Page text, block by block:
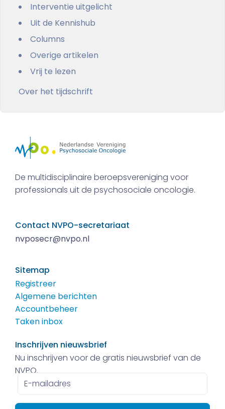
Interventie uitgelicht
Uit de Kennishub
Columns
Overige artikelen
Vrij te lezen
Over het tijdschrift
De multidisciplinaire beroepsvereniging voor
professionals uit de psychosociale oncologie.
Contact NVPO-secretariaat
nvposecr@nvpo.nl
Sitemap
Registreer
Algemene berichten
Accountbeheer
Taken inbox
Inschrijven nieuwsbrief
Nu inschrijven voor de gratis nieuwsbrief van de
NVPO.
E-
mailadres